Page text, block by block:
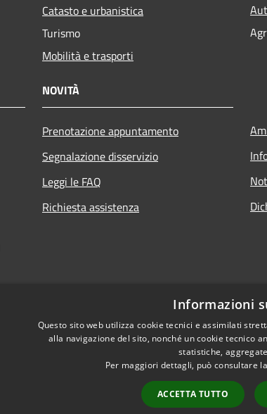
Catasto e urbanistica
Turismo
Mobilità e trasporti
NOVITÀ
Prenotazione appuntamento
Segnalazione disservizio
Leggi le FAQ
Richiesta assistenza
Informazioni
Questo sito web utilizza cookie tecnici e assimilati
alla navigazione del sito, nonché un cookie tecnico
statistiche,
Per maggiori dettagli, può consultare
ACCETTA TUTTO